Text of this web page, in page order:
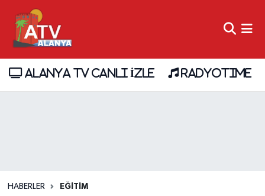
ALANYA TV CANLI İZLE RADYOTIME
HABERLER EĞİTİM